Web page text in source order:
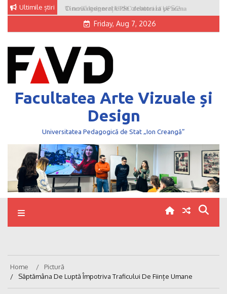
Skip
content
Ultimile știri O nouă generație de creatori la UPSC!
Friday, Aug 7, 2026
Facultatea Arte Vizuale și
Design
Universitatea Pedagogică de Stat „Ion Creangă”
Home
Pictură
Săptămâna De Luptă Împotriva Traficului De Ființe Umane